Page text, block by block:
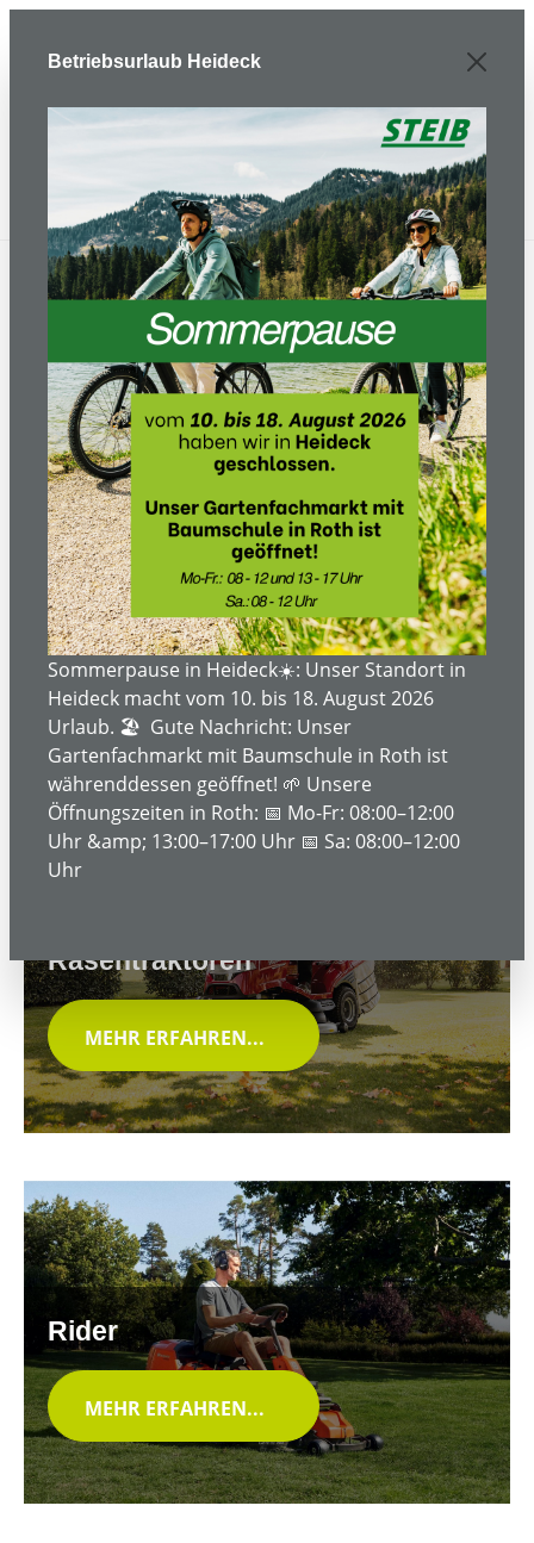
STEIB in Heideck und Roth ist Ihr
regionaler Gartentechnik Experte im
Raum Nürnberg.
Rasenmäher
MEHR ERFAHREN...
Rasentraktoren
MEHR ERFAHREN...
Rider
MEHR ERFAHREN...
Betriebsurlaub Heideck
Sommerpause in Heideck☀️: Unser Standort in
Heideck macht vom 10. bis 18. August 2026
Urlaub. 🏖️ Gute Nachricht: Unser
Gartenfachmarkt mit Baumschule in Roth ist
währenddessen geöffnet! 🌱 Unsere
Öffnungszeiten in Roth: 📅 Mo-Fr: 08:00–12:00
Uhr &amp; 13:00–17:00 Uhr 📅 Sa: 08:00–12:00
Uhr